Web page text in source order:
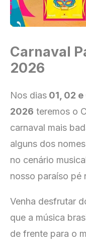
Carnaval
2026
Nos dias 01, 02
2026 teremos o
carnaval mais
alguns dos
no cenário
nosso paraíso pé
Venha desfrutar
que a música
de frente para o